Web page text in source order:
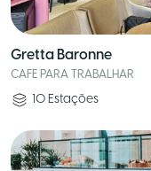
Gretta Baronne
CAFE PARA TRABALHAR
10 Estações